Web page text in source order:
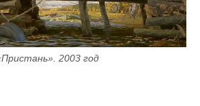
2003 год